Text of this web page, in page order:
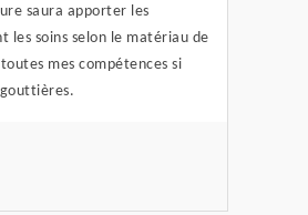
saura apporter les
les soins selon le matériau de
mes compétences si